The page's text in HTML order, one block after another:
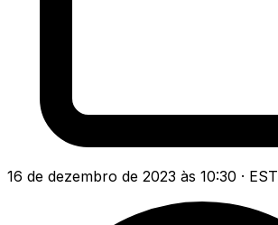
16 de dezembro de 2023 às 10:30 · EST